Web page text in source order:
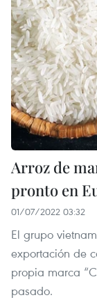
Arroz de
pronto en
01/07/2022 03:32
El grupo
exportación de
propia marca
pasado.